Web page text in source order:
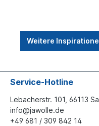
Weitere
Service-Hotline
Lebacherstr. 101, 66113
info@jawolle.de
+49 681 / 309 842 14